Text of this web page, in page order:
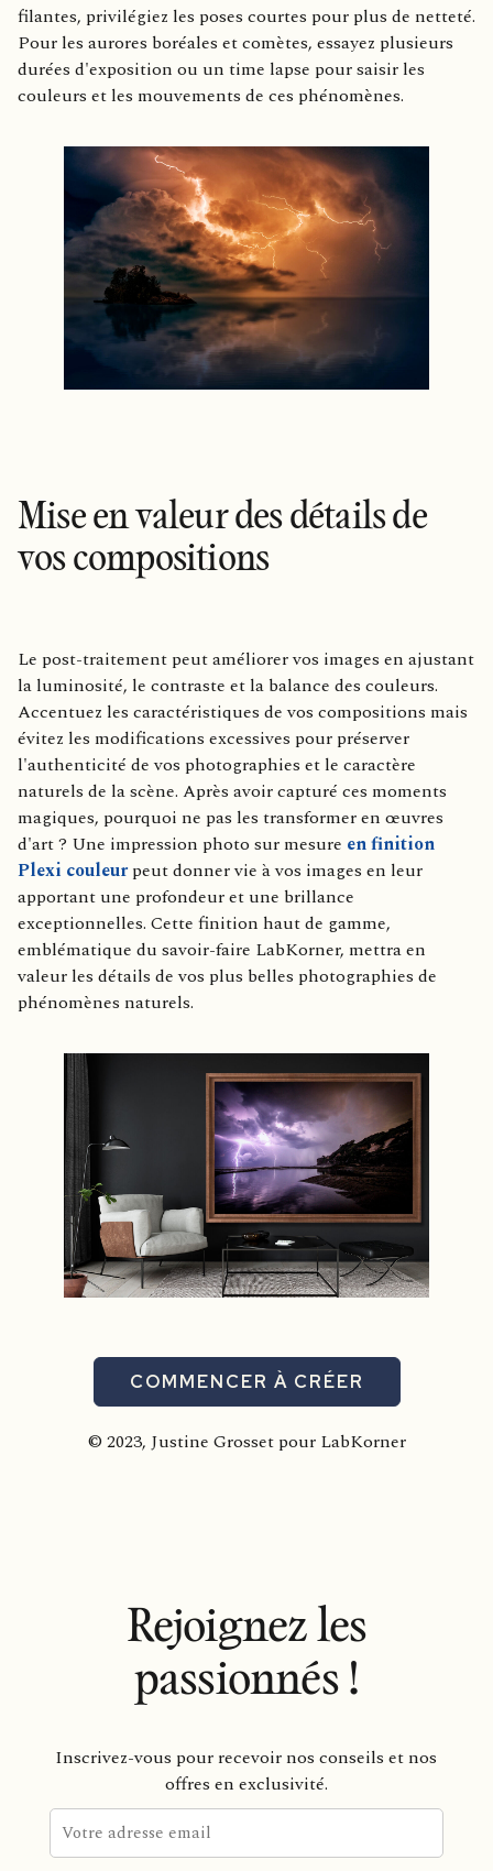
filantes, privilégiez les poses courtes pour plus de netteté.
Pour les aurores boréales et comètes, essayez plusieurs
durées d'exposition ou un time lapse pour saisir les
couleurs et les mouvements de ces phénomènes.
Mise en valeur des détails de
vos compositions
Le post-traitement peut améliorer vos images en ajustant
la luminosité, le contraste et la balance des couleurs.
Accentuez les caractéristiques de vos compositions mais
évitez les modifications excessives pour préserver
l'authenticité de vos photographies et le caractère
naturels de la scène. Après avoir capturé ces moments
magiques, pourquoi ne pas les transformer en œuvres
d'art ? Une impression photo sur mesure en finition
Plexi couleurpeut donner vie à vos images en leur
apportant une profondeur et une brillance
exceptionnelles. Cette finition haut de gamme,
emblématique du savoir-faire LabKorner, mettra en
valeur les détails de vos plus belles photographies de
phénomènes naturels.
COMMENCER À CRÉER
© 2023, Justine Grosset pour LabKorner
Rejoignez les
passionnés !
Inscrivez-vous pour recevoir nos conseils et nos
offres en exclusivité.